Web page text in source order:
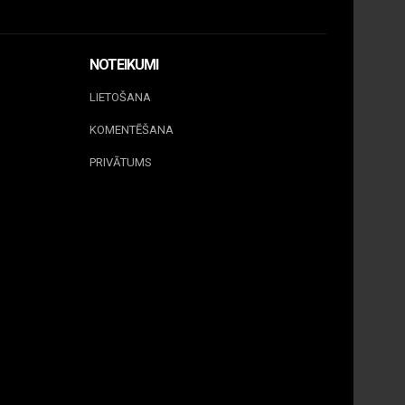
NOTEIKUMI
LIETOŠANA
KOMENTĒŠANA
PRIVĀTUMS